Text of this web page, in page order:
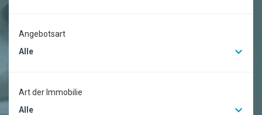
Angebotsart
Alle
Art der Immobilie
Alle